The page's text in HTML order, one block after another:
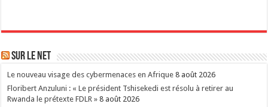
Sur le Net
Le nouveau visage des cybermenaces en Afrique 8 août 2026
Floribert Anzuluni : « Le président Tshisekedi est résolu à retirer au
Rwanda le prétexte FDLR » 8 août 2026